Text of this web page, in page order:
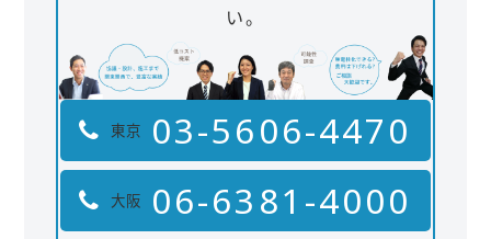
い。
東京 03-5606-4470
大阪 06-6381-4000